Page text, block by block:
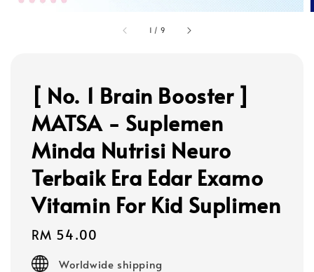
1 / 9
[ No. 1 Brain Booster ]
MATSA - Suplemen
Minda Nutrisi Neuro
Terbaik Era Edar Examo
Vitamin For Kid Suplimen
Regular
price
RM 54.00
Worldwide shipping